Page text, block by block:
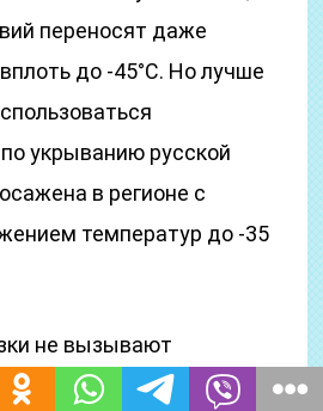
переносят даже
до -45°С. Но лучше
укрыванию русской
в регионе с
температур до -35
не вызывают
гибридом легко,